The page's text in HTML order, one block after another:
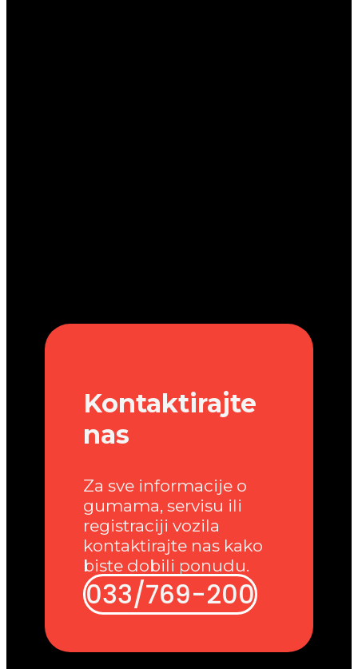
Kontaktirajte
nas
Za sve informacije o
gumama, servisu ili
registraciji vozila
kontaktirajte nas kako
biste dobili ponudu.
033/769-200